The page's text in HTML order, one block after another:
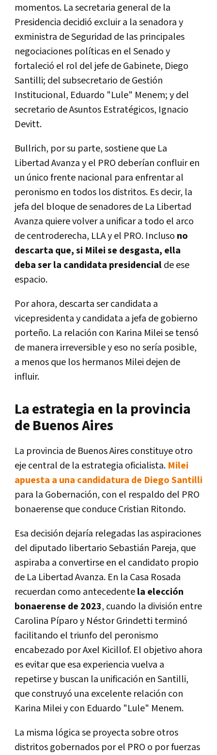
momentos. La secretaria general de la
Presidencia decidió excluir a la senadora y
exministra de Seguridad de las principales
negociaciones políticas en el Senado y
fortaleció el rol del jefe de Gabinete, Diego
Santilli; del subsecretario de Gestión
Institucional, Eduardo "Lule" Menem; y del
secretario de Asuntos Estratégicos, Ignacio
Devitt.
Bullrich, por su parte, sostiene que La
Libertad Avanza y el PRO deberían confluir en
un único frente nacional para enfrentar al
peronismo en todos los distritos. Es decir, la
jefa del bloque de senadores de La Libertad
Avanza quiere volver a unificar a todo el arco
de centroderecha, LLA y el PRO. Incluso no
descarta que, si Milei se desgasta, ella
deba ser la candidata presidencialde ese
espacio.
Por ahora, descarta ser candidata a
vicepresidenta y candidata a jefa de gobierno
porteño. La relación con Karina Milei se tensó
de manera irreversible y eso no sería posible,
a menos que los hermanos Milei dejen de
influir.
La estrategia en la provincia
de Buenos Aires
La provincia de Buenos Aires constituye otro
eje central de la estrategia oficialista. Milei
apuesta a una candidatura de Diego Santilli
para la Gobernación, con el respaldo del PRO
bonaerense que conduce Cristian Ritondo.
Esa decisión dejaría relegadas las aspiraciones
del diputado libertario Sebastián Pareja, que
aspiraba a convertirse en el candidato propio
de La Libertad Avanza. En la Casa Rosada
recuerdan como antecedentela elección
bonaerense de 2023, cuando la división entre
Carolina Píparo y Néstor Grindetti terminó
facilitando el triunfo del peronismo
encabezado por Axel Kicillof. El objetivo ahora
es evitar que esa experiencia vuelva a
repetirse y buscan la unificación en Santilli,
que construyó una excelente relación con
Karina Milei y con Eduardo "Lule" Menem.
La misma lógica se proyecta sobre otros
distritos gobernados por el PRO o por fuerzas